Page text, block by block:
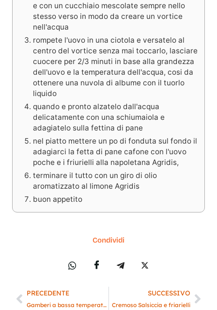
e con un cucchiaio mescolate sempre nello
stesso verso in modo da creare un vortice
nell'acqua
rompete l'uovo in una ciotola e versatelo al
centro del vortice senza mai toccarlo, lasciare
cuocere per 2/3 minuti in base alla grandezza
dell'uovo e la temperatura dell'acqua, cosi da
ottenere una nuvola di albume con il tuorlo
liquido
quando e pronto alzatelo dall'acqua
delicatamente con una schiumaiola e
adagiatelo sulla fettina di pane
nel piatto mettere un po di fonduta sul fondo il
adagiarci la fetta di pane cafone con l'uovo
poche e i friurielli alla napoletana Agridis,
terminare il tutto con un giro di olio
aromatizzato al limone Agridis
buon appetito
Condividi
PRECEDENTE
Gamberi a bassa temperatura crema di piselli e limone
SUCCESSIVO
Cremoso Salsiccia e friarielli